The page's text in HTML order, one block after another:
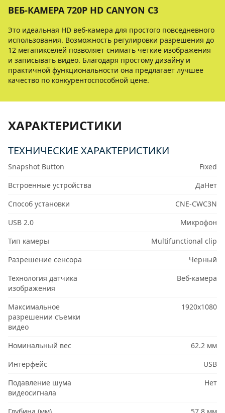
ВЕБ-КАМЕРА 720P HD CANYON C3
Это идеальная HD веб-камера для простого повседневного
использования. Возможность регулировки разрешения до
12 мегапикселей позволяет снимать четкие изображения
и записывать видео. Благодаря простому дизайну и
практичной функциональности она предлагает лучшее
качество по конкурентоспособной цене.
ХАРАКТЕРИСТИКИ
ТЕХНИЧЕСКИЕ ХАРАКТЕРИСТИКИ
Snapshot Button
Fixed
Встроенные устройства
ДаНет
Способ установки
CNE-CWC3N
USB 2.0
Микрофон
Тип камеры
Multifunctional clip
Разрешение сенсора
Чёрный
Технология датчика
изображения
Веб-камера
Максимальное
разрешении съемки
видео
1920x1080
Номинальный вес
62.2 мм
Интерфейс
USB
Подавление шума
видеосигнала
Нет